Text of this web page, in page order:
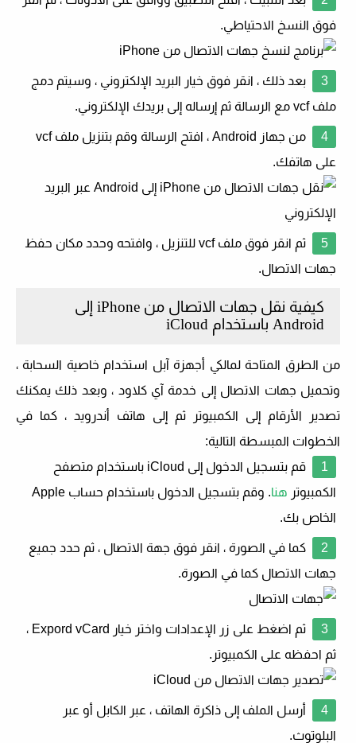
فوق النسخ الاحتياطي.
بعد ذلك ، انقر فوق خيار البريد الإلكتروني ، وسيتم دمج
ملف vcf مع الرسالة ثم إرساله إلى بريدك الإلكتروني.
من جهاز Android ، افتح الرسالة وقم بتنزيل ملف vcf
على هاتفك.
ثم انقر فوق ملف vcf للتنزيل ، وافتحه وحدد مكان حفظ
جهات الاتصال.
كيفية نقل جهات الاتصال من iPhone إلى
Android باستخدام iCloud
من الطرق المتاحة لمالكي أجهزة آبل استخدام خاصية السحابة ،
وتحميل جهات الاتصال إلى خدمة آي كلاود ، وبعد ذلك يمكنك
تصدير الأرقام إلى الكمبيوتر ثم إلى هاتف أندرويد ، كما في
الخطوات المبسطة التالية:
قم بتسجيل الدخول إلى iCloud باستخدام متصفح
الكمبيوتر هنا
. وقم بتسجيل الدخول باستخدام حساب Apple
الخاص بك.
كما في الصورة ، انقر فوق جهة الاتصال ، ثم حدد جميع
جهات الاتصال كما في الصورة.
ثم اضغط على زر الإعدادات واختر خيار Expord vCard ،
ثم احفظه على الكمبيوتر.
أرسل الملف إلى ذاكرة الهاتف ، عبر الكابل أو عبر
البلوتوث.